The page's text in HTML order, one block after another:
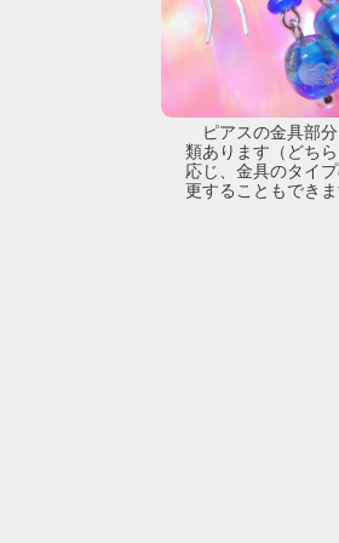
ピアスの金具部
類あります（どち
応じ、金具のタイ
更することもできま